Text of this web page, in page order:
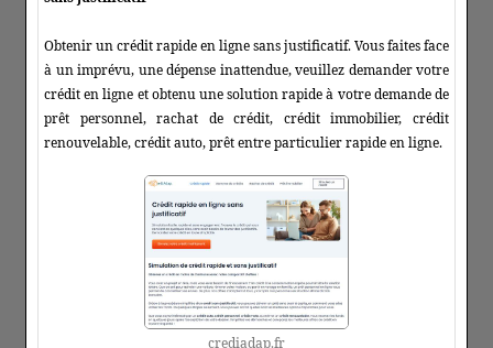
Obtenir un crédit rapide en ligne sans justificatif. Vous faites face
à un imprévu, une dépense inattendue, veuillez demander votre
crédit en ligne et obtenu une solution rapide à votre demande de
prêt personnel, rachat de crédit, crédit immobilier, crédit
renouvelable, crédit auto, prêt entre particulier rapide en ligne.
crediadap.fr